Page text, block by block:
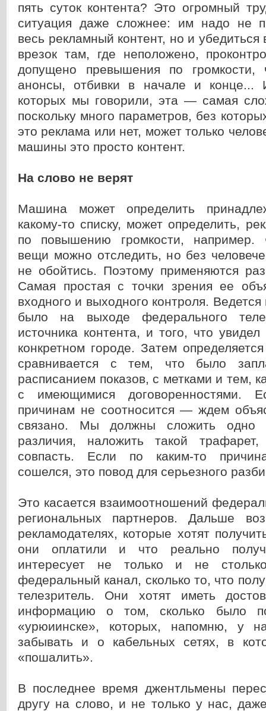
пять суток контента? Это огромный
ситуация даже сложнее: им надо не
весь рекламный контент, но и
врезок там, где неположено,
допущено превышения по громкости,
анонсы, отбивки в начале и конце...
которых мы говорили, эта — самая
поскольку много параметров, без
это реклама или нет, может только
машины это просто контент.
На слово не верят
Машина может определить
какому-то списку, может определить,
по повышению громкости, например.
вещи можно отследить, но без
не обойтись. Поэтому применяются
Самая простая с точки зрения ее
входного и выходного контроля. Ведется
было на выходе федерального
источника контента, и того, что
конкретном городе. Затем
сравнивается с тем, что было
расписанием показов, с метками и тем,
с имеющимися договоренностями.
причинам не соотносится — ждем
связано. Мы должны сложить одно
различия, наложить такой
совпасть. Если по каким-то
сошелся, это повод для серьезного
Это касается взаимоотношений
региональных партнеров. Дальше
рекламодателях, которые хотят
они оплатили и что реально
интересует не только и не
федеральный канал, сколько то, что
телезритель. Они хотят иметь
информацию о том, сколько было
«урюиинске», которых, напомню, у
забывать и о кабельных сетях, в
«пошалить».
В последнее время джентльмены
другу на слово, и не только у нас,